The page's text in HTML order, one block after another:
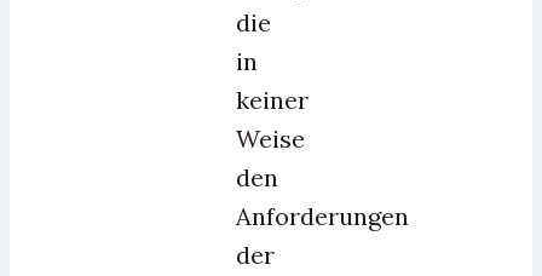
die
in
keiner
Weise
den
Anforderungen
der